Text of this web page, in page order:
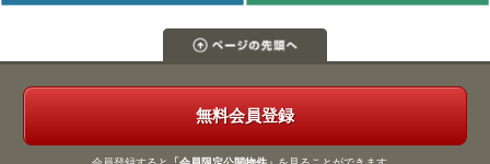
無料会員登録